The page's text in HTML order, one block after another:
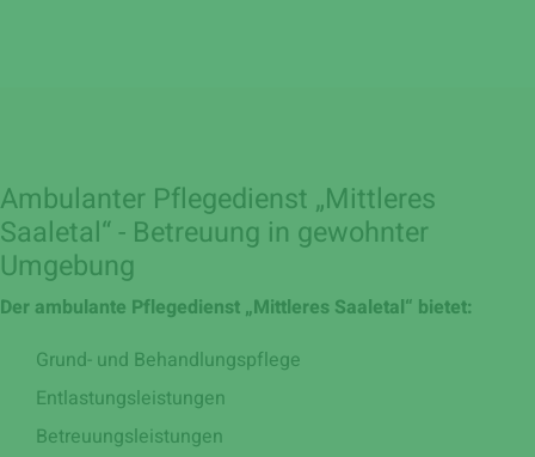
Ambulanter Pflegedienst „Mittleres
Saaletal“ - Betreuung in gewohnter
Umgebung
Der ambulante Pflegedienst „Mittleres Saaletal“ bietet:
Grund- und Behandlungspflege
Entlastungsleistungen
Betreuungsleistungen